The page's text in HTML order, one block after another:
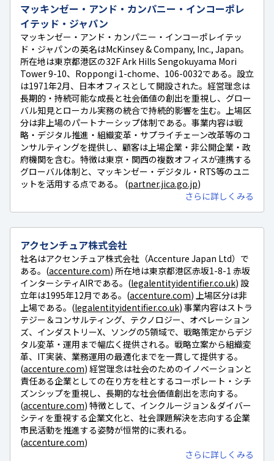
マッキンゼー・アンド・カンパニー・インコーポレ
イテッド・ジャパン
マッキンゼー・アンド・カンパニー・インコーポレイテッ
ド・ジャパンの英名はMcKinsey & Company, Inc., Japan。
所在地は東京都港区の32F Ark Hills Sengokuyama Mori
Tower 9-10、Roppongi 1-chome、106-0032である。設立
は1971年2月、日本オフィスとして開設された。経営理念は
長期的・持続可能な成長と社会価値の創出を重視し、グロー
バル知見とローカル実務の統合で持続的影響を生む。上場区
分は非上場のパートナーシップ体制である。事業内容は戦
略・デジタル推進・組織変革・サプライチェーン改革等のコ
ンサルティングを提供し、顧客は上場企業・非公開企業・政
府機関を含む。特徴は東京・関西の複数オフィスが連携する
グローバル体制と、マッキンゼー・デジタル・RTS等のユニ
ットを活用する点である。 (partner.jica.go.jp)
さらに詳しくみる
アクセンチュア株式会社
社名はアクセンチュア株式会社（Accenture Japan Ltd）で
ある。(accenture.com) 所在地は東京都港区赤坂1-8-1 赤坂
インターシティAIRである。(legalentityidentifier.co.uk) 設
立年は1995年12月である。(accenture.com) 上場区分は非
上場である。(legalentityidentifier.co.uk) 事業内容はストラ
テジー＆コンサルティング、テクノロジー、オペレーション
ズ、インダストリーX、ソングの5領域で、戦略策定からデジ
タル変革・運用まで幅広く提供される。戦略立案から組織変
革、IT実装、業務運用の最適化までを一貫して提供する。
(accenture.com) 経営理念は社会のためのイノベーションと
責任ある企業としての在り方を柱とするコーポレート・シチ
ズンシップを重視し、長期的な社会価値創出を志向する。
(accenture.com) 特徴として、インクルージョン＆ダイバー
シティを重視する企業文化と、社会課題解決を志向する企業
市民活動を推進する姿勢が恒常的に表れる。
(accenture.com)
さらに詳しくみる